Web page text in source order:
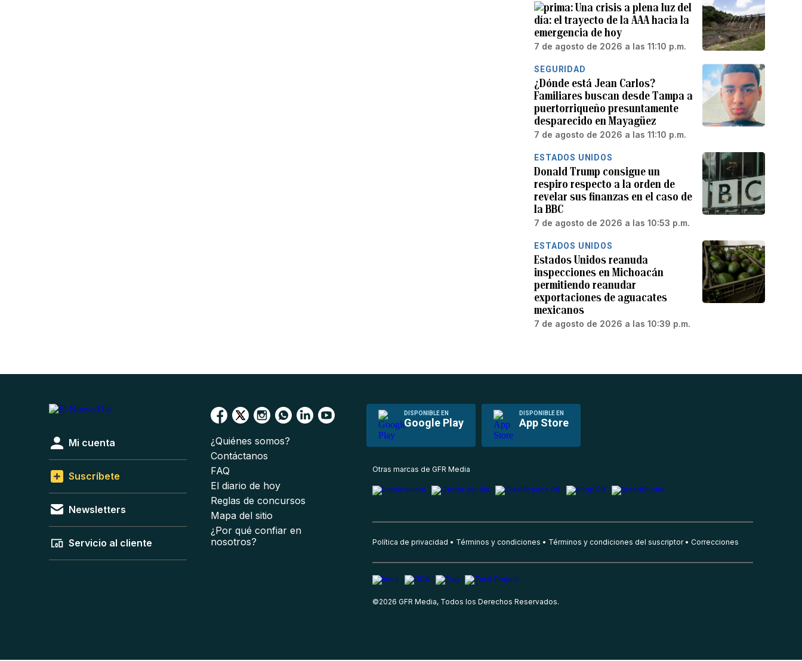
Una crisis a plena luz del
día: el trayecto de la AAA hacia la
emergencia de hoy
7 de agosto de 2026 a las 11:10 p.m.
SEGURIDAD
¿Dónde está Jean Carlos?
Familiares buscan desde Tampa a
puertorriqueño presuntamente
desparecido en Mayagüez
7 de agosto de 2026 a las 11:10 p.m.
ESTADOS UNIDOS
Donald Trump consigue un
respiro respecto a la orden de
revelar sus finanzas en el caso de
la BBC
7 de agosto de 2026 a las 10:53 p.m.
ESTADOS UNIDOS
Estados Unidos reanuda
inspecciones en Michoacán
permitiendo reanudar
exportaciones de aguacates
mexicanos
7 de agosto de 2026 a las 10:39 p.m.
DISPONIBLE EN
Google Play
DISPONIBLE EN
App Store
Mi cuenta
Suscríbete
Newsletters
Servicio al cliente
¿Quiénes somos?
Contáctanos
FAQ
El diario de hoy
Reglas de concursos
Mapa del sitio
¿Por qué confiar en
nosotros?
Otras marcas de GFR Media
Política de privacidad Términos y condiciones Términos y condiciones del suscriptor Correcciones
©2026 GFR Media, Todos los Derechos Reservados.